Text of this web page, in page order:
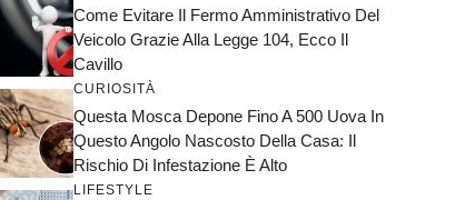
Come Evitare Il Fermo Amministrativo Del
Veicolo Grazie Alla Legge 104, Ecco Il
Cavillo
CURIOSITÀ
Questa Mosca Depone Fino A 500 Uova In
Questo Angolo Nascosto Della Casa: Il
Rischio Di Infestazione È Alto
LIFESTYLE